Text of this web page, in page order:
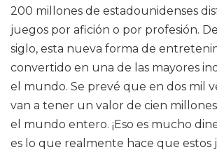
200 millones de estadounidenses
juegos por afición o por profesión.
siglo, esta nueva forma de
convertido en una de las mayores
el mundo. Se prevé que en dos mil
van a tener un valor de cien
el mundo entero. ¡Eso es mucho
es lo que realmente hace que estos